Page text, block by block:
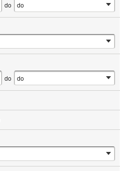
do
do